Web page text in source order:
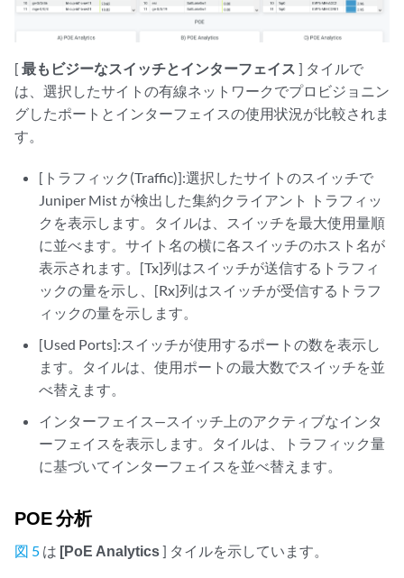
[ 最もビジーなスイッチとインターフェイス ] タイルで
は、選択したサイトの有線ネットワークでプロビジョニン
グしたポートとインターフェイスの使用状況が比較されま
す。
[トラフィック(Traffic)]:選択したサイトのスイッチで
Juniper Mist が検出した集約クライアント トラフィッ
クを表示します。タイルは、スイッチを最大使用量順
に並べます。サイト名の横に各スイッチのホスト名が
表示されます。[Tx]列はスイッチが送信するトラフィ
ックの量を示し、[Rx]列はスイッチが受信するトラフ
ィックの量を示します。
[Used Ports]:スイッチが使用するポートの数を表示し
ます。タイルは、使用ポートの最大数でスイッチを並
べ替えます。
インターフェイス—スイッチ上のアクティブなインタ
ーフェイスを表示します。タイルは、トラフィック量
に基づいてインターフェイスを並べ替えます。
POE 分析
図 5 は [PoE Analytics] タイルを示しています。